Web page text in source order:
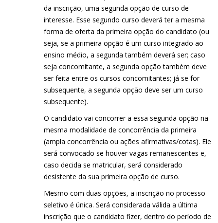
da inscrição, uma segunda opção de curso de
interesse. Esse segundo curso deverá ter a mesma
forma de oferta da primeira opção do candidato (ou
seja, se a primeira opção é um curso integrado ao
ensino médio, a segunda também deverá ser; caso
seja concomitante, a segunda opção também deve
ser feita entre os cursos concomitantes; já se for
subsequente, a segunda opção deve ser um curso
subsequente).
O candidato vai concorrer a essa segunda opção na
mesma modalidade de concorrência da primeira
(ampla concorrência ou ações afirmativas/cotas). Ele
será convocado se houver vagas remanescentes e,
caso decida se matricular, será considerado
desistente da sua primeira opção de curso.
Mesmo com duas opções, a inscrição no processo
seletivo é única. Será considerada válida a última
inscrição que o candidato fizer, dentro do período de